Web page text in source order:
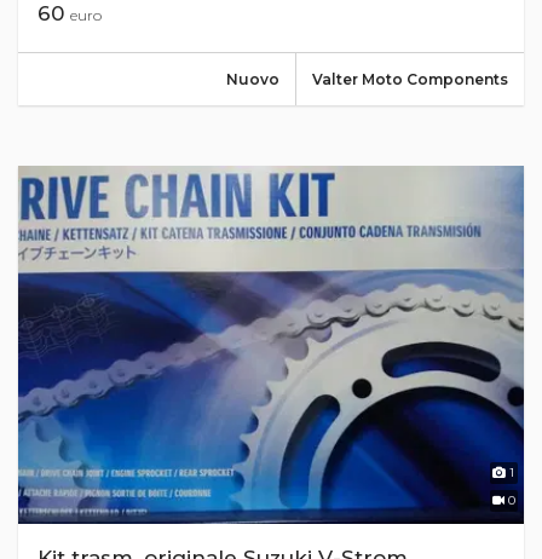
60 euro
Valter Moto Components
Nuovo
1
0